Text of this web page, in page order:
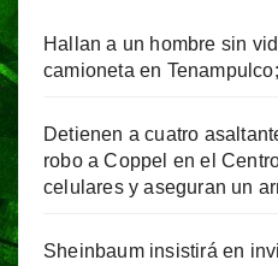
Hallan a un hombre sin
camioneta en
Detienen a cuatro
robo a Coppel en el
celulares y aseguran un
Sheinbaum insistirá en